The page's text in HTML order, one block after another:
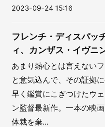
2023-09-24 15:16
フレンチ・ディスパッ
ィ、カンザス・イヴニ
あまり熱心とは言えない
と意気込んで、その証拠
早く鑑賞にこぎつけたウ
ン監督最新作。一本の映
体裁を棄...